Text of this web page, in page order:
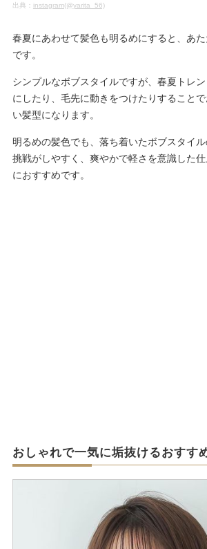
出典： instagram(@yarita_56)
春夏にあわせて髪色も明るめにすると、あ
です。
シンプルなボブスタイルですが、春夏トレ
にしたり、毛先に動きをつけたりすること
い髪型になります。
明るめの髪色でも、落ち着いたボブスタイ
挑戦がしやすく、爽やかで軽さを意識した
におすすめです。
おしゃれで一気に垢抜けるおすす